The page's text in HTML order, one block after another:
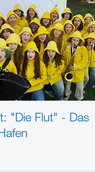
"Die Flut" - Das